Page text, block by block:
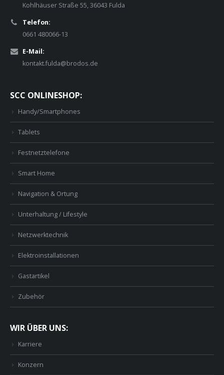
Kohlhäuser Straße 55, 36043 Fulda
Telefon:
0661 480066-13
E-Mail:
kontakt.fulda@brodos.de
SCC ONLINESHOP:
Handy/Smartphones
Tablets
Festnetztelefone
Smart Home
Navigation & Ortung
Unterhaltung / Lifestyle
Netzwerktechnik
Elektroinstallationen
Gastartikel
Zubehör
WIR ÜBER UNS:
Karriere
Konzern